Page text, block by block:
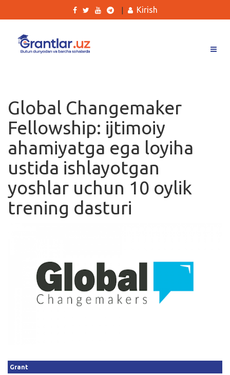
Ishlar
Kurslar
Blog
Yana
Kirish
Global Changemaker
Fellowship: ijtimoiy
ahamiyatga ega loyiha
ustida ishlayotgan
yoshlar uchun 10 oylik
trening dasturi
Grant